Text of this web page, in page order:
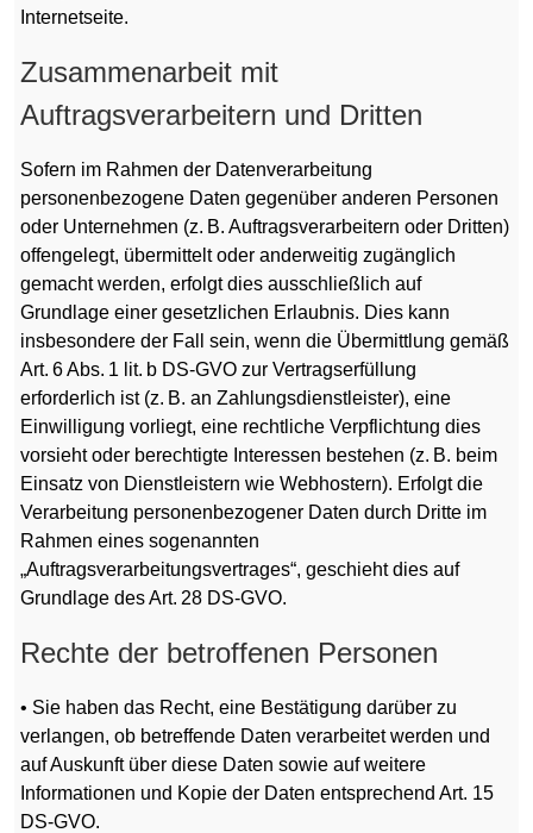
Internetseite.
Zusammenarbeit mit
Auftragsverarbeitern und Dritten
Sofern im Rahmen der Datenverarbeitung
personenbezogene Daten gegenüber anderen Personen
oder Unternehmen (z. B. Auftragsverarbeitern oder Dritten)
offengelegt, übermittelt oder anderweitig zugänglich
gemacht werden, erfolgt dies ausschließlich auf
Grundlage einer gesetzlichen Erlaubnis. Dies kann
insbesondere der Fall sein, wenn die Übermittlung gemäß
Art. 6 Abs. 1 lit. b DS-GVO zur Vertragserfüllung
erforderlich ist (z. B. an Zahlungsdienstleister), eine
Einwilligung vorliegt, eine rechtliche Verpflichtung dies
vorsieht oder berechtigte Interessen bestehen (z. B. beim
Einsatz von Dienstleistern wie Webhostern). Erfolgt die
Verarbeitung personenbezogener Daten durch Dritte im
Rahmen eines sogenannten
„Auftragsverarbeitungsvertrages“, geschieht dies auf
Grundlage des Art. 28 DS-GVO.
Rechte der betroffenen Personen
• Sie haben das Recht, eine Bestätigung darüber zu
verlangen, ob betreffende Daten verarbeitet werden und
auf Auskunft über diese Daten sowie auf weitere
Informationen und Kopie der Daten entsprechend Art. 15
DS-GVO.